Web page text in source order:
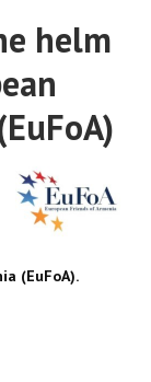
helm
(EuFoA).